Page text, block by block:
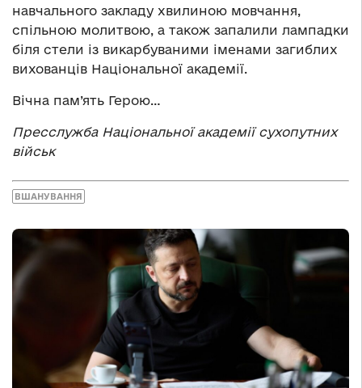
навчального закладу хвилиною мовчання,
спільною молитвою, а також запалили лампадки
біля стели із викарбуваними іменами загиблих
вихованців Національної академії.
Вічна пам’ять Герою…
Пресслужба Національної академії сухопутних
військ
ВШАНУВАННЯ